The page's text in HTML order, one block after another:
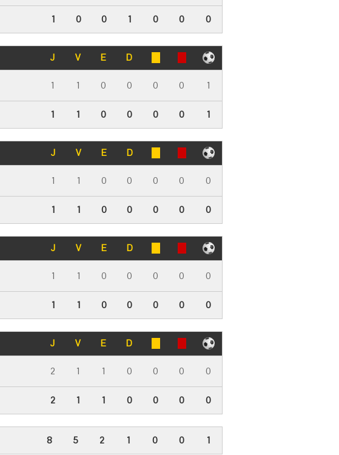
1 0 0 1 0 0 0
J V E D
1 1 0 0 0 0 1
1 1 0 0 0 0 1
J V E D
1 1 0 0 0 0 0
1 1 0 0 0 0 0
J V E D
1 1 0 0 0 0 0
1 1 0 0 0 0 0
J V E D
2 1 1 0 0 0 0
2 1 1 0 0 0 0
8 5 2 1 0 0 1